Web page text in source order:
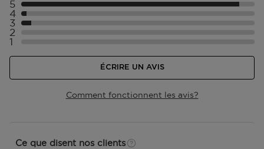
Comment fonctionnent les avis?
Sélectionner ({numberOfReviews}} avec 5 étoiles
5
Sélectionner ({numberOfReviews}} avec 4 étoiles
4
Sélectionner ({numberOfReviews}} avec 3 étoiles
3
Sélectionner ({numberOfReviews}} avec 2 étoiles
2
Sélectionner ({numberOfReviews}} avec 1 étoiles
1
ÉCRIRE UN AVIS
Ce que disent nos clients